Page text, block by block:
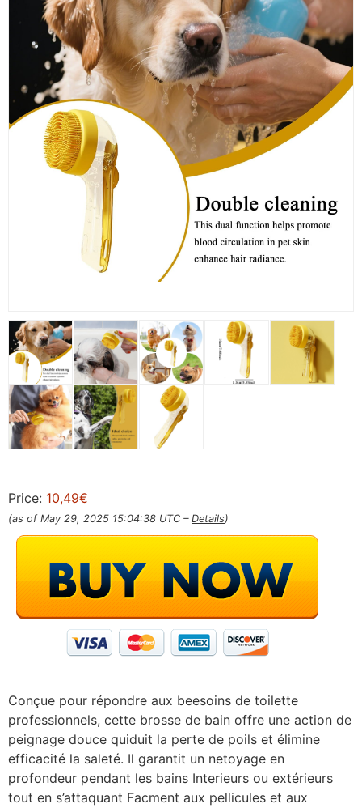
Price: 10,49€
(as of May 29, 2025 15:04:38 UTC – Details)
Conçue pour répondre aux beesoins de toilette
professionnels, cette brosse de bain offre une action de
peignage douce quiduit la perte de poils et élimine
efficacité la saleté. Il garantit un netoyage en
profondeur pendant les bains Interieurs ou extérieurs
tout en s’attaquant Facment aux pellicules et aux